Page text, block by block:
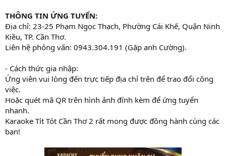
THÔNG TIN ỨNG TUYỂN:
Địa chỉ: 23-25 Phạm Ngọc Thạch, Phường Cái Khế, Quận Ninh
Kiều, TP. Cần Thơ.
Liên hệ phỏng vấn: 0943.304.191 (Gặp anh Cường).
- Cách thức gia nhập:
Ứng viên vui lòng đến trực tiếp địa chỉ trên để trao đổi công
việc.
Hoặc quét mã QR trên hình ảnh đính kèm để ứng tuyển
nhanh.
Karaoke Tít Tót Cần Thơ 2 rất mong được đồng hành cùng các
bạn!